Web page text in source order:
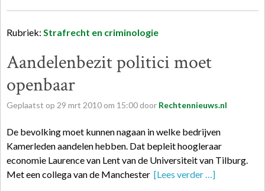
Rubriek: Strafrecht en criminologie
Aandelenbezit politici moet
openbaar
Geplaatst op 29 mrt 2010 om 15:00 door Rechtennieuws.nl
De bevolking moet kunnen nagaan in welke bedrijven
Kamerleden aandelen hebben. Dat bepleit hoogleraar
economie Laurence van Lent van de Universiteit van Tilburg.
Met een collega van de Manchester [Lees verder …]